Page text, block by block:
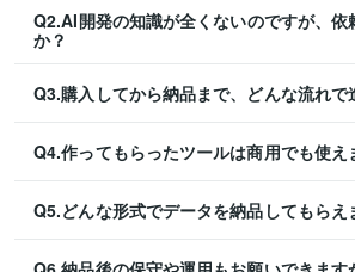
Q2.AI開発の知識が全くないのですが、依
か？
Q3.購入してから納品まで、どんな流れで
Q4.作ってもらったツールは商用でも使え
Q5.どんな形式でデータを納品してもらえ